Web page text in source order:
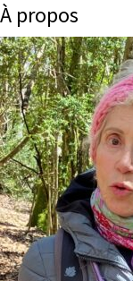
À propos